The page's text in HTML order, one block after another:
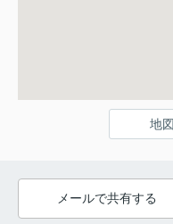
地
メールで共有する